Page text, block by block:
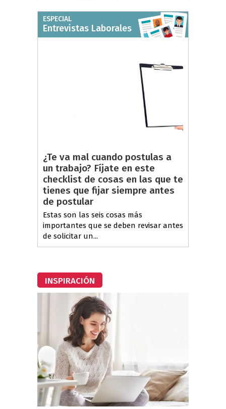
ESPECIAL
Entrevistas Laborales
¿Te va mal cuando postulas a
un trabajo? Fíjate en este
checklist de cosas en las que te
tienes que fijar siempre antes
de postular
Estas son las seis cosas más
importantes que se deben revisar antes
de solicitar un...
INSPIRACIÓN